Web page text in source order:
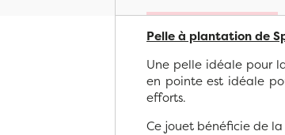
Pelle à plantation de
Une pelle idéale pour
en pointe est idéale
efforts.
Ce jouet bénéficie de